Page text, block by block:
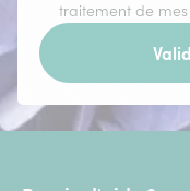
traitement de